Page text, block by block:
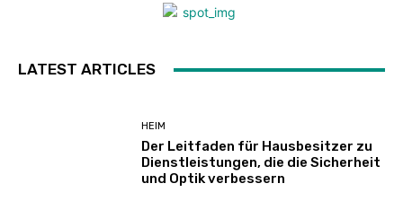
LATEST ARTICLES
HEIM
Der Leitfaden für Hausbesitzer zu
Dienstleistungen, die die Sicherheit
und Optik verbessern